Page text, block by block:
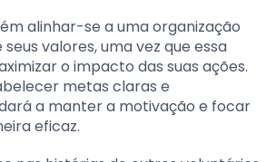
alinhar-se a uma organização
valores, uma vez que essa
o impacto das suas ações.
metas claras e
a manter a motivação e focar
eficaz.